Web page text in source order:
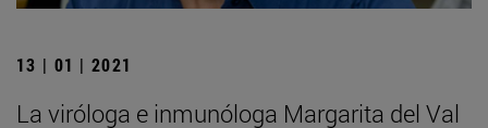
13 | 01 | 2021
La viróloga e inmunóloga Margarita del Val